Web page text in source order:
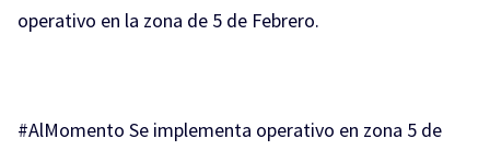
operativo en la zona de 5 de Febrero.
#AlMomento Se implementa operativo en zona 5 de